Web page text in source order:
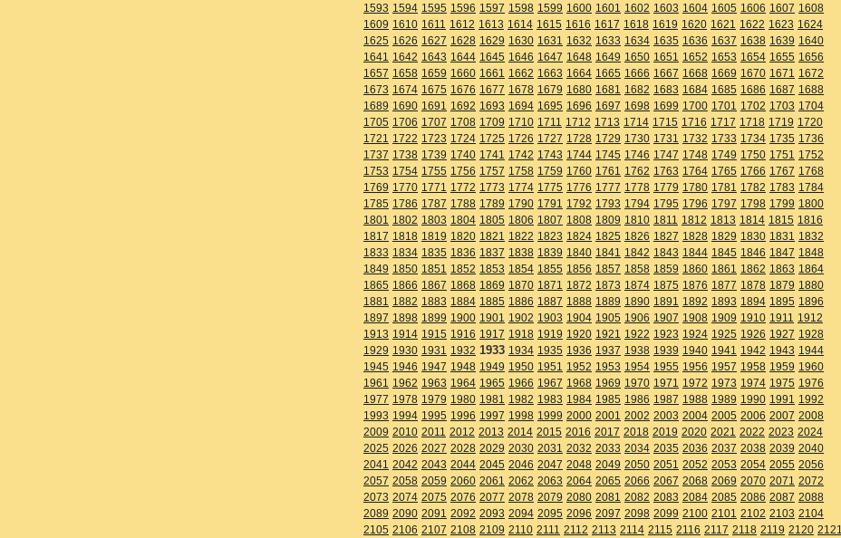
1593 1594 1595 1596 1597 1598 1599 1600 1601 1602 1603 1604 1605 1606 1607 1608
1609 1610 1611 1612 1613 1614 1615 1616 1617 1618 1619 1620 1621 1622 1623 1624
1625 1626 1627 1628 1629 1630 1631 1632 1633 1634 1635 1636 1637 1638 1639 1640
1641 1642 1643 1644 1645 1646 1647 1648 1649 1650 1651 1652 1653 1654 1655 1656
1657 1658 1659 1660 1661 1662 1663 1664 1665 1666 1667 1668 1669 1670 1671 1672
1673 1674 1675 1676 1677 1678 1679 1680 1681 1682 1683 1684 1685 1686 1687 1688
1689 1690 1691 1692 1693 1694 1695 1696 1697 1698 1699 1700 1701 1702 1703 1704
1705 1706 1707 1708 1709 1710 1711 1712 1713 1714 1715 1716 1717 1718 1719 1720
1721 1722 1723 1724 1725 1726 1727 1728 1729 1730 1731 1732 1733 1734 1735 1736
1737 1738 1739 1740 1741 1742 1743 1744 1745 1746 1747 1748 1749 1750 1751 1752
1753 1754 1755 1756 1757 1758 1759 1760 1761 1762 1763 1764 1765 1766 1767 1768
1769 1770 1771 1772 1773 1774 1775 1776 1777 1778 1779 1780 1781 1782 1783 1784
1785 1786 1787 1788 1789 1790 1791 1792 1793 1794 1795 1796 1797 1798 1799 1800
1801 1802 1803 1804 1805 1806 1807 1808 1809 1810 1811 1812 1813 1814 1815 1816
1817 1818 1819 1820 1821 1822 1823 1824 1825 1826 1827 1828 1829 1830 1831 1832
1833 1834 1835 1836 1837 1838 1839 1840 1841 1842 1843 1844 1845 1846 1847 1848
1849 1850 1851 1852 1853 1854 1855 1856 1857 1858 1859 1860 1861 1862 1863 1864
1865 1866 1867 1868 1869 1870 1871 1872 1873 1874 1875 1876 1877 1878 1879 1880
1881 1882 1883 1884 1885 1886 1887 1888 1889 1890 1891 1892 1893 1894 1895 1896
1897 1898 1899 1900 1901 1902 1903 1904 1905 1906 1907 1908 1909 1910 1911 1912
1913 1914 1915 1916 1917 1918 1919 1920 1921 1922 1923 1924 1925 1926 1927 1928
1929 1930 1931 1932 1933 1934 1935 1936 1937 1938 1939 1940 1941 1942 1943 1944
1945 1946 1947 1948 1949 1950 1951 1952 1953 1954 1955 1956 1957 1958 1959 1960
1961 1962 1963 1964 1965 1966 1967 1968 1969 1970 1971 1972 1973 1974 1975 1976
1977 1978 1979 1980 1981 1982 1983 1984 1985 1986 1987 1988 1989 1990 1991 1992
1993 1994 1995 1996 1997 1998 1999 2000 2001 2002 2003 2004 2005 2006 2007 2008
2009 2010 2011 2012 2013 2014 2015 2016 2017 2018 2019 2020 2021 2022 2023 2024
2025 2026 2027 2028 2029 2030 2031 2032 2033 2034 2035 2036 2037 2038 2039 2040
2041 2042 2043 2044 2045 2046 2047 2048 2049 2050 2051 2052 2053 2054 2055 2056
2057 2058 2059 2060 2061 2062 2063 2064 2065 2066 2067 2068 2069 2070 2071 2072
2073 2074 2075 2076 2077 2078 2079 2080 2081 2082 2083 2084 2085 2086 2087 2088
2089 2090 2091 2092 2093 2094 2095 2096 2097 2098 2099 2100 2101 2102 2103 2104
2105 2106 2107 2108 2109 2110 2111 2112 2113 2114 2115 2116 2117 2118 2119 2120 2121